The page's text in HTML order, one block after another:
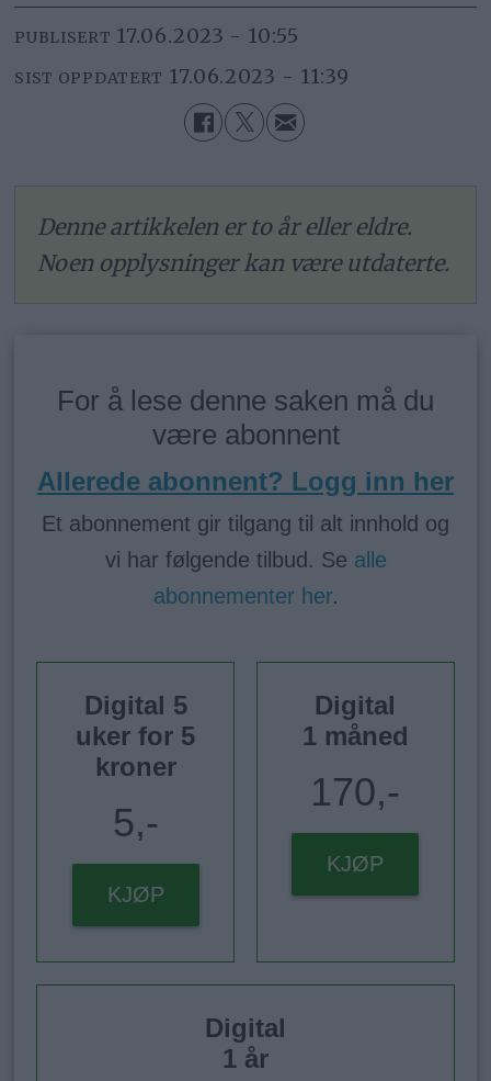
PUBLISERT 17.06.2023 - 10:55
SIST OPPDATERT 17.06.2023 - 11:39
Denne artikkelen er to år eller eldre.
Noen opplysninger kan være utdaterte.
For å lese denne saken må du
være abonnent
Allerede abonnent? Logg inn her
Et abonnement gir tilgang til alt innhold og
vi har følgende tilbud. Se alle
abonnementer her.
Digital 5
uker for 5
kroner
5,-
KJØP
Digital
1 måned
170,-
KJØP
Digital
1 år